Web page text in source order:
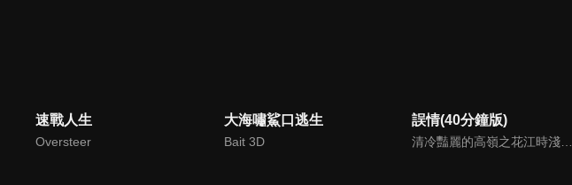
速戰人生
Oversteer
大海嘯鯊口逃生
Bait 3D
誤情(40分鐘版)
清冷豔麗的高嶺之花江時淺在遭受霸淩、暴力等一系列事件後，華麗蛻變逆襲歸來，用一場精心策劃強勢開啟自己的復仇之路，最終收穫內心救贖與愛情的故事。